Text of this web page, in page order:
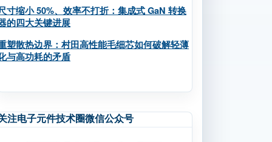
寸缩小 50%、效率不打折：集成式 GaN 转换
的四大关键进展
塑散热边界：村田高性能毛细芯如何破解轻薄
与高功耗的矛盾
注电子元件技术圈微信公众号